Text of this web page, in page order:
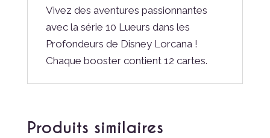
Vivez des aventures passionnantes
avec la série 10 Lueurs dans les
Profondeurs de Disney Lorcana !
Chaque booster contient 12 cartes.
Produits similaires